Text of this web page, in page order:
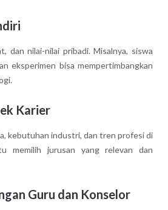
dan nilai-nilai pribadi. Misalnya, siswa
eksperimen bisa mempertimbangkan
Karier
kebutuhan industri, dan tren profesi di
memilih jurusan yang relevan dan
Guru dan Konselor